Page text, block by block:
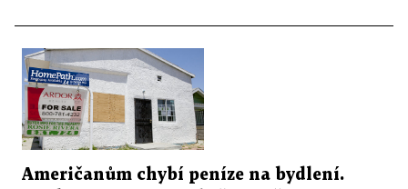
Američanům chybí peníze na bydlení.